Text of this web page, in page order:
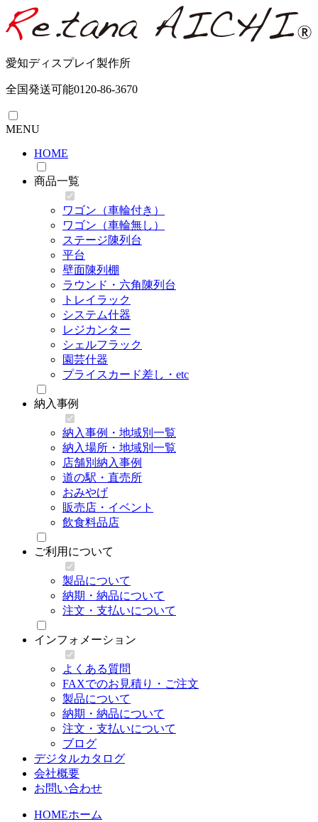
愛知ディスプレイ製作所
全国発送可能0120-86-3670
MENU
HOME
商品一覧
ワゴン（車輪付き）
ワゴン（車輪無し）
ステージ陳列台
平台
壁面陳列棚
ラウンド・六角陳列台
トレイラック
システム什器
レジカンター
シェルフラック
園芸什器
プライスカード差し・etc
納入事例
納入事例・地域別一覧
納入場所・地域別一覧
店舗別納入事例
道の駅・直売所
おみやげ
販売店・イベント
飲食料品店
ご利用について
製品について
納期・納品について
注文・支払いについて
インフォメーション
よくある質問
FAXでのお見積り・ご注文
製品について
納期・納品について
注文・支払いについて
ブログ
デジタルカタログ
会社概要
お問い合わせ
HOMEホーム